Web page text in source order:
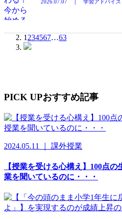
2026.07.07 ｜ 学習アドバイス
1 234567…63
PICK UPおすすめ記事
2024.05.11 ｜ 課外授業
【授業を受ける心構え】100点
業を聞いているのに・・・